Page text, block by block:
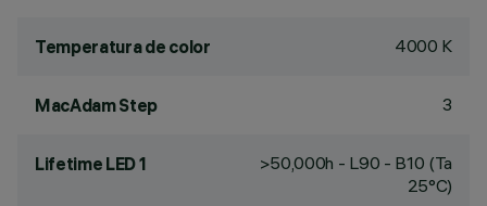
Temperatura de color 4000 K
MacAdam Step 3
Lifetime LED 1
>50,000h - L90 - B10 (Ta
25°C)